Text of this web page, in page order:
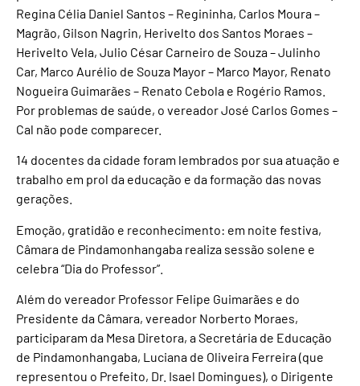
Regina Célia Daniel Santos – Regininha, Carlos Moura –
Magrão, Gilson Nagrin, Herivelto dos Santos Moraes –
Herivelto Vela, Julio César Carneiro de Souza – Julinho
Car, Marco Aurélio de Souza Mayor – Marco Mayor, Renato
Nogueira Guimarães – Renato Cebola e Rogério Ramos.
Por problemas de saúde, o vereador José Carlos Gomes –
Cal não pode comparecer.
14 docentes da cidade foram lembrados por sua atuação e
trabalho em prol da educação e da formação das novas
gerações.
Emoção, gratidão e reconhecimento: em noite festiva,
Câmara de Pindamonhangaba realiza sessão solene e
celebra “Dia do Professor”.
Além do vereador Professor Felipe Guimarães e do
Presidente da Câmara, vereador Norberto Moraes,
participaram da Mesa Diretora, a Secretária de Educação
de Pindamonhangaba, Luciana de Oliveira Ferreira (que
representou o Prefeito, Dr. Isael Domingues), o Dirigente